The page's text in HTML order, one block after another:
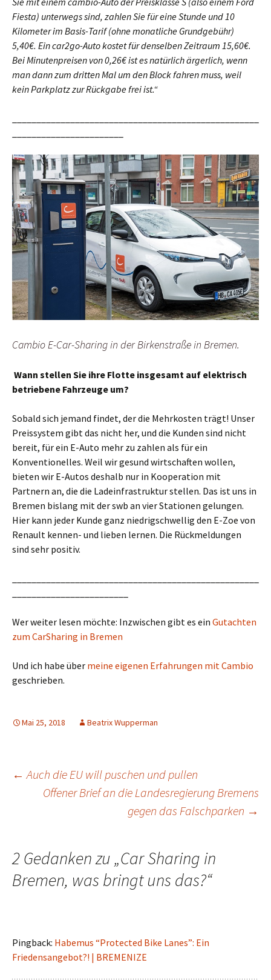
Fiesta) unterwegs sind, zahlen Sie für eine Stunde und 10
Kilometer im Basis-Tarif (ohne monatliche Grundgebühr)
5,40€. Ein car2go-Auto kostet für denselben Zeitraum 15,60€.
Bei Minutenpreisen von 0,26€ ist es natürlich ärgerlich, wenn
man dann zum dritten Mal um den Block fahren muss, weil
kein Parkplatz zur Rückgabe frei ist.“
Cambio E-Car-Sharing in der Birkenstraße in Bremen.
Wann stellen Sie ihre Flotte insgesamt auf elektrisch
betriebene Fahrzeuge um?
Sobald sich jemand findet, der die Mehrkosten trägt! Unser
Preissystem gibt das nicht her, und die Kunden sind nicht
bereit, für ein E-Auto mehr zu zahlen als für ein
Konventionelles. Weil wir gesund wirtschaften wollen,
bieten wir E-Autos deshalb nur in Kooperation mit
Partnern an, die die Ladeinfrastruktur stellen. Das ist uns in
Bremen bislang mit der swb an vier Stationen gelungen.
Hier kann jeder Kunde ganz niedrigschwellig den E-Zoe von
Renault kennen- und lieben lernen. Die Rückmeldungen
sind sehr positiv.
Wer weiter lesen möchte: Inzwischen gibt es ein Gutachten
zum CarSharing in Bremen
Und ich habe über meine eigenen Erfahrungen mit Cambio
geschrieben.
Mai 25, 2018 Beatrix Wupperman
Beitrags-
Navigation
← Auch die EU will puschen und pullen
Offener Brief an die Landesregierung Bremens
gegen das Falschparken →
2 Gedanken zu „Car Sharing in
Bremen, was bringt uns das?“
Pingback: Habemus “Protected Bike Lanes”: Ein
Friedensangebot?! | BREMENIZE